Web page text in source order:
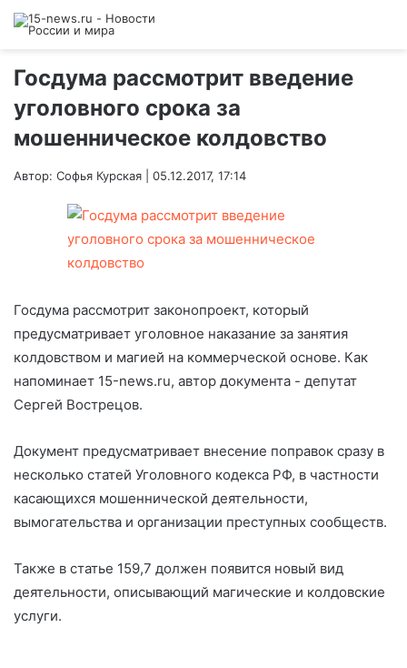
Госдума рассмотрит введение
уголовного срока за
мошенническое колдовство
Автор: Софья Курская | 05.12.2017, 17:14
Госдума рассмотрит законопроект, который
предусматривает уголовное наказание за занятия
колдовством и магией на коммерческой основе. Как
напоминает 15-news.ru, автор документа - депутат
Сергей Вострецов.
Документ предусматривает внесение поправок сразу в
несколько статей Уголовного кодекса РФ, в частности
касающихся мошеннической деятельности,
вымогательства и организации преступных сообществ.
Также в статье 159,7 должен появится новый вид
деятельности, описывающий магические и колдовские
услуги.